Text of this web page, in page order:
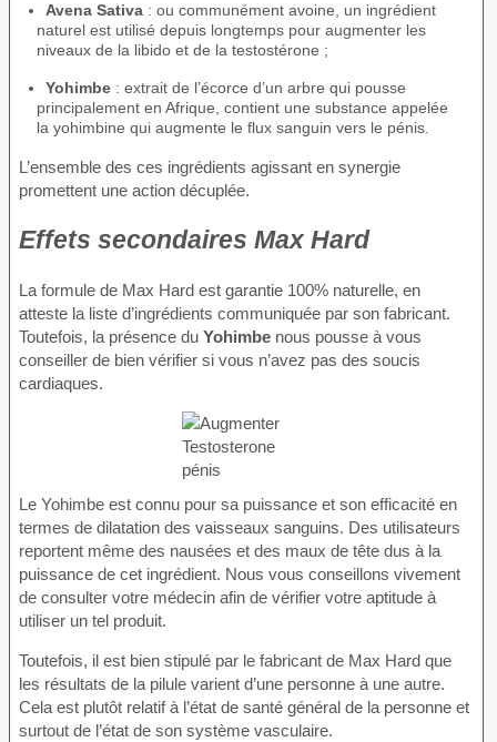
Avena Sativa : ou communément avoine, un ingrédient
naturel est utilisé depuis longtemps pour augmenter les
niveaux de la libido et de la testostérone ;
Yohimbe : extrait de l’écorce d’un arbre qui pousse
principalement en Afrique, contient une substance appelée
la yohimbine qui augmente le flux sanguin vers le pénis.
L’ensemble des ces ingrédients agissant en synergie
promettent une action décuplée.
Effets secondaires Max Hard
La formule de Max Hard est garantie 100% naturelle, en
atteste la liste d’ingrédients communiquée par son fabricant.
Toutefois, la présence du Yohimbe nous pousse à vous
conseiller de bien vérifier si vous n’avez pas des soucis
cardiaques.
Le Yohimbe est connu pour sa puissance et son efficacité en
termes de dilatation des vaisseaux sanguins. Des utilisateurs
reportent même des nausées et des maux de tête dus à la
puissance de cet ingrédient. Nous vous conseillons vivement
de consulter votre médecin afin de vérifier votre aptitude à
utiliser un tel produit.
Toutefois, il est bien stipulé par le fabricant de Max Hard que
les résultats de la pilule varient d’une personne à une autre.
Cela est plutôt relatif à l’état de santé général de la personne et
surtout de l’état de son système vasculaire.